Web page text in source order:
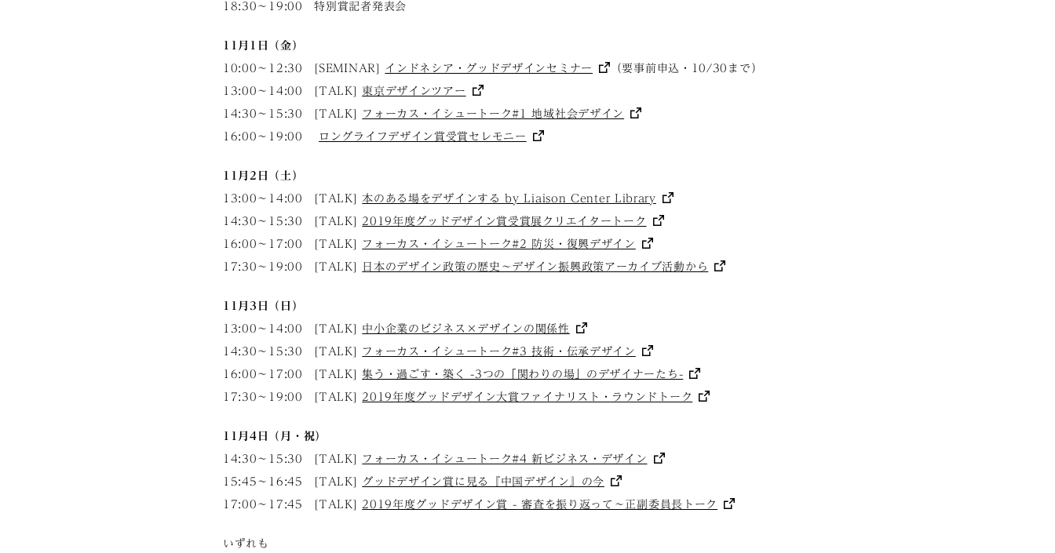
18:30～19:00 特別賞記者発表会
11月1日（金）
10:00〜12:30 [SEMINAR] インドネシア・グッドデザインセミナー （要事前申込・10/30まで）
13:00〜14:00 [TALK] 東京デザインツアー
14:30〜15:30 [TALK] フォーカス・イシュートーク#1 地域社会デザイン
16:00〜19:00 ロングライフデザイン賞受賞セレモニー
11月2日（土）
13:00〜14:00 [TALK]本のある場をデザインする by Liaison Center Library
14:30〜15:30 [TALK] 2019年度グッドデザイン賞受賞展クリエイタートーク
16:00〜17:00 [TALK] フォーカス・イシュートーク#2 防災・復興デザイン
17:30〜19:00 [TALK] 日本のデザイン政策の歴史〜デザイン振興政策アーカイブ活動から
11月3日（日）
13:00〜14:00 [TALK] 中小企業のビジネス×デザインの関係性
14:30〜15:30 [TALK] フォーカス・イシュートーク#3 技術・伝承デザイン
16:00〜17:00 [TALK]集う・過ごす・築く -3つの「関わりの場」のデザイナーたち-
17:30〜19:00 [TALK] 2019年度グッドデザイン大賞ファイナリスト・ラウンドトーク
11月4日（月・祝）
14:30〜15:30 [TALK] フォーカス・イシュートーク#4 新ビジネス・デザイン
15:45〜16:45 [TALK] グッドデザイン賞に見る『中国デザイン』の今
17:00〜17:45 [TALK] 2019年度グッドデザイン賞 - 審査を振り返って〜正副委員長トーク
いずれも